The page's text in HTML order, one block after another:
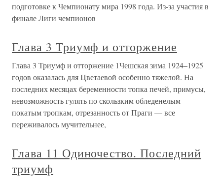
подготовке к Чемпионату мира 1998 года. Из-за участия в
финале Лиги чемпионов
Глава 3 Триумф и отторжение
Глава 3 Триумф и отторжение 1Чешская зима 1924–1925
годов оказалась для Цветаевой особенно тяжелой. На
последних месяцах беременности топка печей, примусы,
невозможность гулять по скользким обледенелым
покатым тропкам, отрезанность от Праги — все
переживалось мучительнее,
Глава 11 Одиночество. Последний
триумф